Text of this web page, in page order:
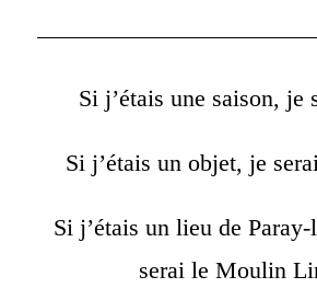
Si j’étais une saison, je
Si j’étais un objet, je
Si j’étais un lieu de
serai le Moulin